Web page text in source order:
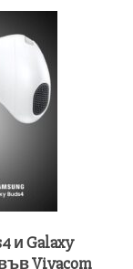
и Galaxy
Vivacom